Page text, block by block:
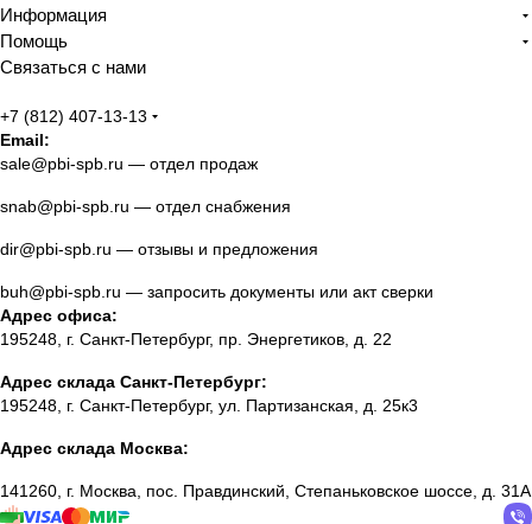
Информация
Помощь
Связаться с нами
+7 (812) 407-13-13
Email:
sale@pbi-spb.ru — отдел продаж
snab@pbi-spb.ru — отдел снабжения
dir@pbi-spb.ru — отзывы и предложения
buh@pbi-spb.ru — запросить документы или акт сверки
Адрес офиса:
195248, г. Санкт-Петербург, пр. Энергетиков, д. 22
Адрес склада Санкт-Петербург:
195248, г. Санкт-Петербург, ул. Партизанская, д. 25к3
Адрес склада Москва:
141260, г. Москва, пос. Правдинский, Степаньковское шоссе, д. 31А